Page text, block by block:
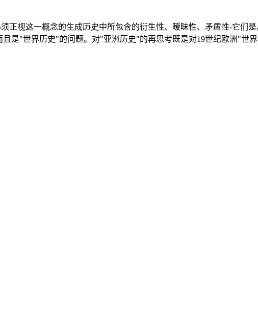
正视这一概念的生成历史中所包含的衍生性、暧昧性、矛盾性-它们
是"世界历史"的问题。对"亚洲历史"的再思考既是对19世纪欧洲"世